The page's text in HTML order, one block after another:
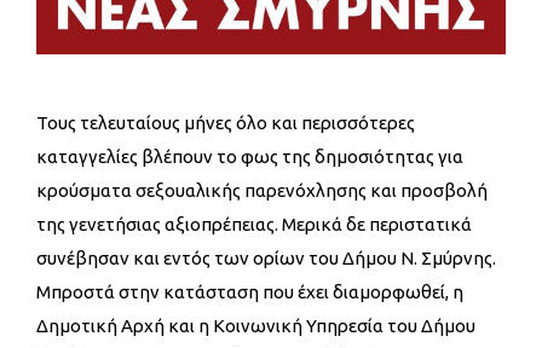
Τους τελευταίους μήνες όλο και περισσότερες
καταγγελίες βλέπουν το φως της δημοσιότητας για
κρούσματα σεξουαλικής παρενόχλησης και προσβολή
της γενετήσιας αξιοπρέπειας. Μερικά δε περιστατικά
συνέβησαν και εντός των ορίων του Δήμου Ν. Σμύρνης.
Μπροστά στην κατάσταση που έχει διαμορφωθεί, η
Δημοτική Αρχή και η Κοινωνική Υπηρεσία του Δήμου